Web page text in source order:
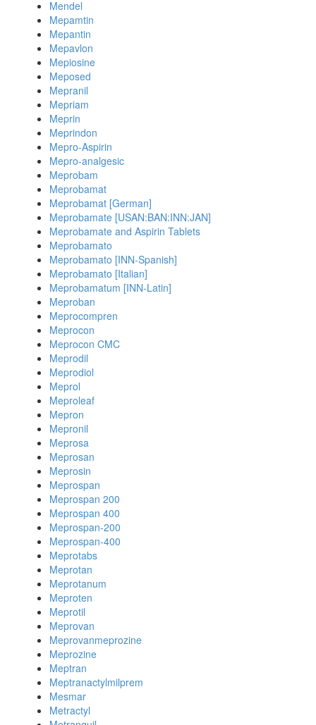
Mendel
Mepamtin
Mepantin
Mepavlon
Mepiosine
Meposed
Mepranil
Mepriam
Meprin
Meprindon
Mepro-Aspirin
Mepro-analgesic
Meprobam
Meprobamat
Meprobamat [German]
Meprobamate [USAN:BAN:INN:JAN]
Meprobamate and Aspirin Tablets
Meprobamato
Meprobamato [INN-Spanish]
Meprobamato [Italian]
Meprobamatum [INN-Latin]
Meproban
Meprocompren
Meprocon
Meprocon CMC
Meprodil
Meprodiol
Meprol
Meproleaf
Mepron
Mepronil
Meprosa
Meprosan
Meprosin
Meprospan
Meprospan 200
Meprospan 400
Meprospan-200
Meprospan-400
Meprotabs
Meprotan
Meprotanum
Meproten
Meprotil
Meprovan
Meprovanmeprozine
Meprozine
Meptran
Meptranactylmilprem
Mesmar
Metractyl